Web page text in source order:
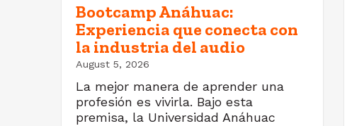
Bootcamp Anáhuac:
Experiencia que conecta con
la industria del audio
August 5, 2026
La mejor manera de aprender una
profesión es vivirla. Bajo esta
premisa, la Universidad Anáhuac